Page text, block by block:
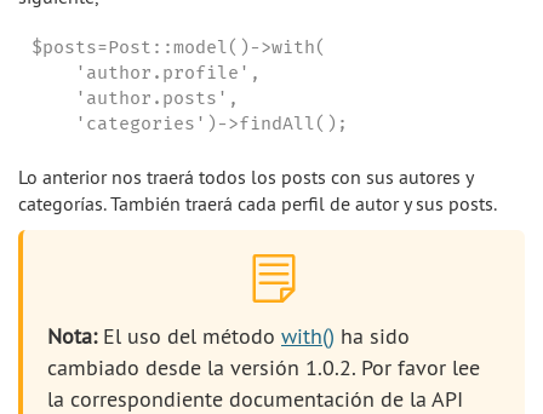
$posts=Post::model()->with(
    'author.profile',
    'author.posts',
    'categories')->findAll();
Lo anterior nos traerá todos los posts con sus autores y
categorías. También traerá cada perfil de autor y sus posts.
Nota:El uso del método with() ha sido
cambiado desde la versión 1.0.2. Por favor lee
la correspondiente documentación de la API